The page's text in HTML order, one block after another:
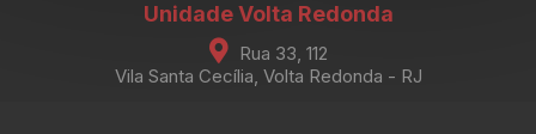
Unidade Volta Redonda
Rua 33, 112
Vila Santa Cecília, Volta Redonda - RJ